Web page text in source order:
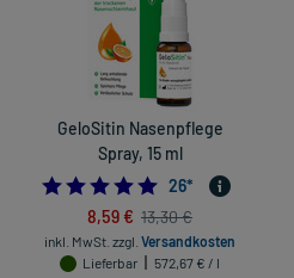
GeloSitin Nasenpflege
Spray, 15 ml
4.846153846153846
26*
8,59 € 13,30 €
inkl. MwSt. zzgl. Versandkosten
Lieferbar
572,67 € / l